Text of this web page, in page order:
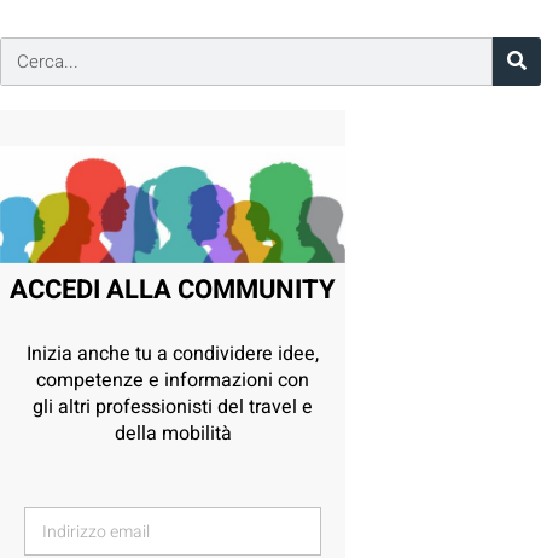
ACCEDI ALLA COMMUNITY
Inizia anche tu a condividere idee,
competenze e informazioni con
gli altri professionisti del travel e
della mobilità